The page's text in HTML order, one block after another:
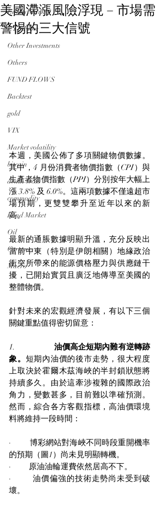
Equity Market
ETF Flow
Other Investments
Others
FUND FLOWS
Backtest
gold
VIX
Market volatility
bitcoin
death cross
commodity
Bond Market
Oil
Currency
Macro
美國滯漲風險浮現 – 市場需
警惕的三大信號
本週，美國公佈了多項關鍵物價數據。
其中，4 月份消費者物價指數（CPI）與
生產者物價指數（PPI）分別按年大幅上
漲 3.8% 及 6.0%。這兩項數據不僅遠超市
場預期，更雙雙攀升至近年以來的新
高。
最新的通脹數據明顯升溫，充分反映出
當前中東（特別是伊朗相關）地緣政治
衝突所帶來的能源價格壓力與供應鏈干
擾，已開始實質且廣泛地傳導至美國的
整體物價。
針對未來的宏觀經濟發展，有以下三個
關鍵重點值得密切留意：
1. 油價高企短期內難有逆轉跡
象。 短期內油價的後市走勢，很大程度
上取決於霍爾木茲海峽的半封鎖狀態將
持續多久。由於這牽涉複雜的國際政治
角力，變數甚多，目前難以準確預測。
然而，綜合各方客觀指標，高油價環境
料將維持一段時間：
·         博彩網站對海峽不同時段重開機率
的預期（圖1）尚未見明顯轉機。
·         原油油輪運費依然居高不下。
·         油價偏強的技術走勢尚未受到破
壞。